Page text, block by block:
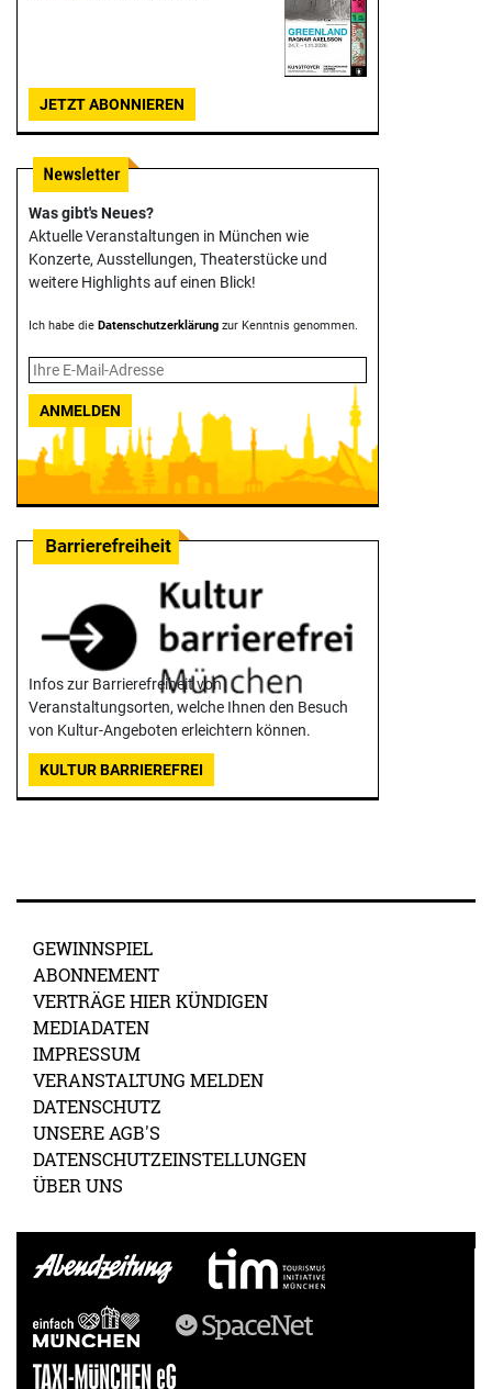
JETZT ABONNIEREN
Was gibt's Neues?
Aktuelle Veranstaltungen in München wie
Konzerte, Ausstellungen, Theater­stücke und
weitere Highlights auf einen Blick!
Ich habe die Datenschutzerklärung zur Kenntnis genommen.
ANMELDEN
Infos zur Barrierefreiheit von
Veranstaltungsorten, welche Ihnen den Besuch
von Kultur-Angeboten erleichtern können.
KULTUR BARRIEREFREI
GEWINNSPIEL
ABONNEMENT
VERTRÄGE HIER KÜNDIGEN
MEDIADATEN
IMPRESSUM
VERANSTALTUNG MELDEN
DATENSCHUTZ
UNSERE AGB'S
DATENSCHUTZEINSTELLUNGEN
ÜBER UNS